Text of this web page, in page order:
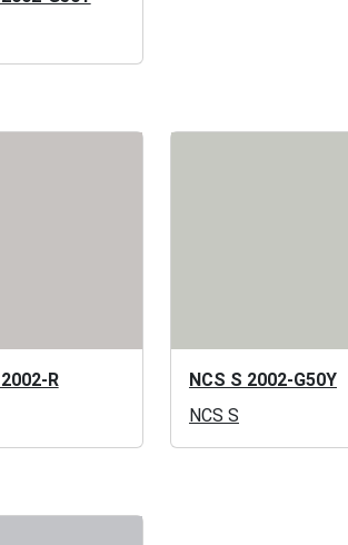
R
NCS S 2002-G50Y
NCS S